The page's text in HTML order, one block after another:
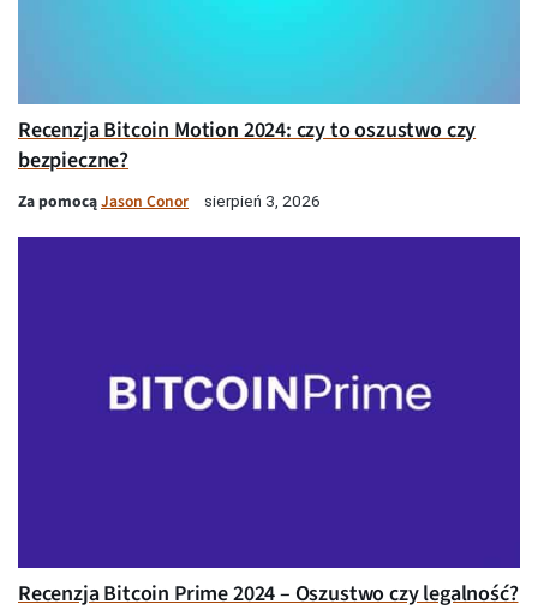
Recenzja Bitcoin Motion 2024: czy to oszustwo czy
bezpieczne?
Za pomocąJason Conor sierpień 3, 2026
Recenzja Bitcoin Prime 2024 – Oszustwo czy legalność?